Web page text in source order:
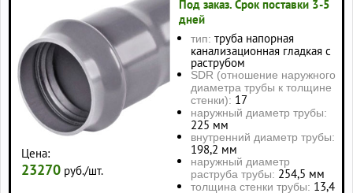
Цена:
23270 руб./шт.
Под заказ. Срок поставки 3-5
дней
тип: труба напорная
канализационная гладкая с
раструбом
SDR (отношение наружного
диаметра трубы к толщине
стенки): 17
наружный диаметр трубы:
225 мм
внутренний диаметр трубы:
198,2 мм
наружный диаметр
раструба трубы: 254,5 мм
толщина стенки трубы: 13,4